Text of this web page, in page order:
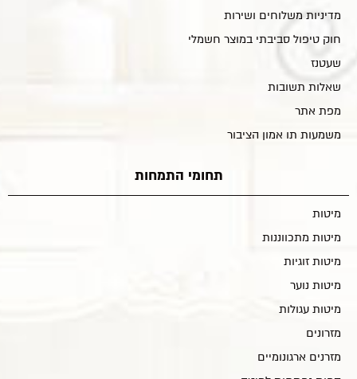
מדיניות משלוחים ושירות
חוק טיפול סביבתי במוצר חשמלי
שעטנז
שאלות תשובות
מפת אתר
משמעות תו אמון הציבור
תחומי התמחות
מיטות
מיטות מתכווננות
מיטות זוגיות
מיטות נוער
מיטות עגולות
מזרונים
מזרנים ארגונומיים